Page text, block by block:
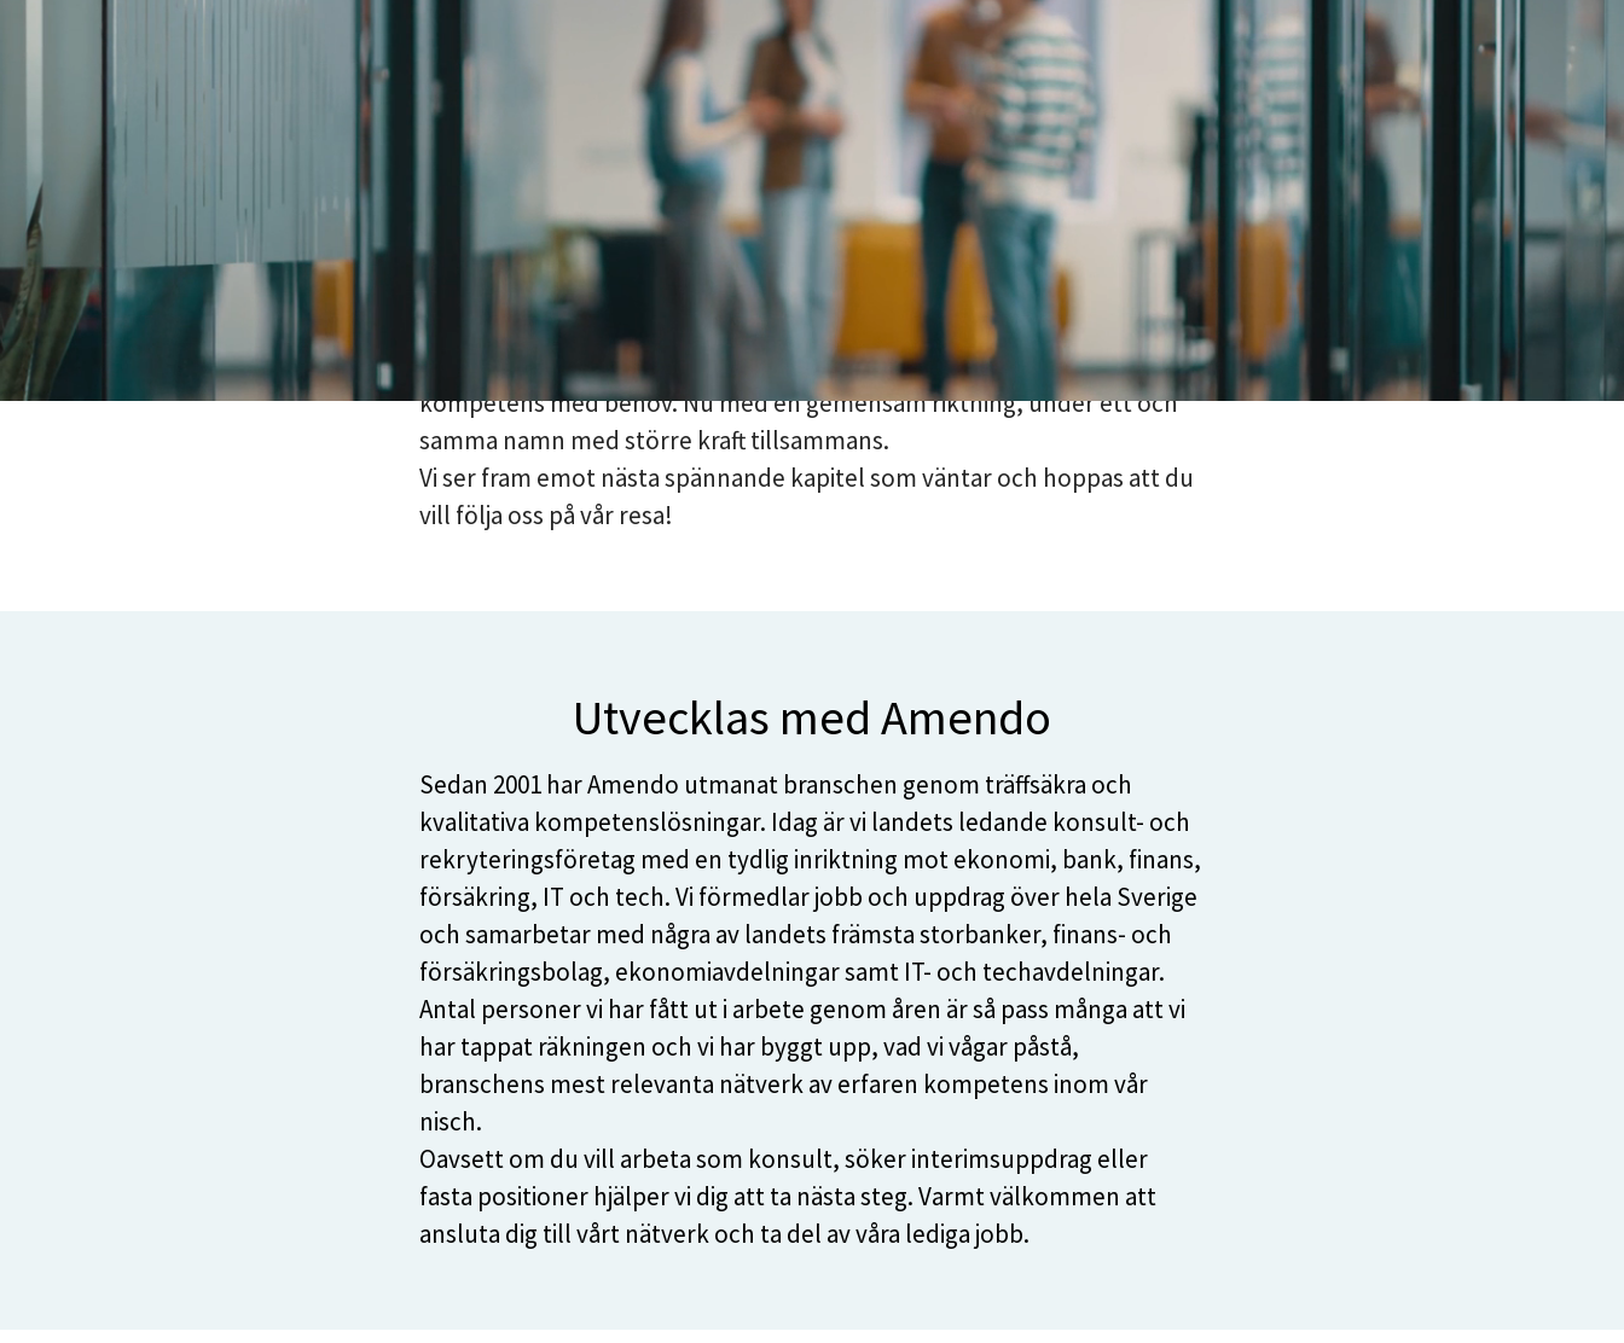
Ett Amendo
Lagotto Executive Search & Interim och Amendo Tech har blivit ett med
Amendo. Tillsammans är vi nu Amendo Konsult & Rekrytering.
Vi har samlat all vår expertis, kunskap och erfarenhet under ett och
samma namn för att bli ännu starkare och tydligare.För dig som
kandidat är det inget som har förändrats. Vårt erbjudande till dig är
fortfarande detsamma: träffsäkra konsult- och rekryteringslösningar
inom ekonomi, bank, finans, försäkring, IT och tech. Vi är fortfarande
samma engagerade team som delar samma passion för att matcha
kompetens med behov. Nu med en gemensam riktning, under ett och
samma namn med större kraft tillsammans.
Vi ser fram emot nästa spännande kapitel som väntar och hoppas att du
vill följa oss på vår resa!
Utvecklas med Amendo
Sedan 2001 har Amendo utmanat branschen genom träffsäkra och
kvalitativa kompetenslösningar. Idag är vi landets ledande konsult- och
rekryteringsföretag med en tydlig inriktning mot ekonomi, bank, finans,
försäkring, IT och tech. Vi förmedlar jobb och uppdrag över hela Sverige
och samarbetar med några av landets främsta storbanker, finans- och
försäkringsbolag, ekonomiavdelningar samt IT- och techavdelningar.
Antal personer vi har fått ut i arbete genom åren är så pass många att vi
har tappat räkningen och vi har byggt upp, vad vi vågar påstå,
branschens mest relevanta nätverk av erfaren kompetens inom vår
nisch.
Oavsett om du vill arbeta som konsult, söker interimsuppdrag eller
fasta positioner hjälper vi dig att ta nästa steg. Varmt välkommen att
ansluta dig till vårt nätverk och ta del av våra lediga jobb.